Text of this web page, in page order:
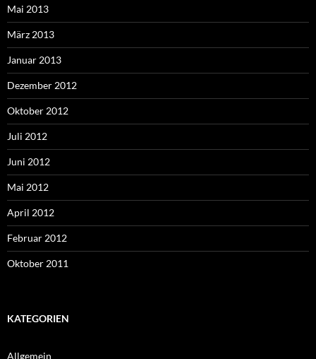
Mai 2013
März 2013
Januar 2013
Dezember 2012
Oktober 2012
Juli 2012
Juni 2012
Mai 2012
April 2012
Februar 2012
Oktober 2011
KATEGORIEN
Allgemein